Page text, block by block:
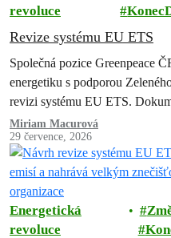
revoluce
Revize systému EU ETS
Společná pozice Greenpeace
energetiku s podporou
revizi systému EU ETS.
zachovat a posílit systém…
Miriam Macurová
29 července, 2026
Energetická
revoluce